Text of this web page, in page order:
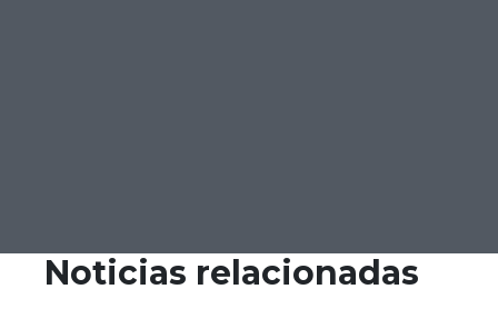
Noticias relacionadas